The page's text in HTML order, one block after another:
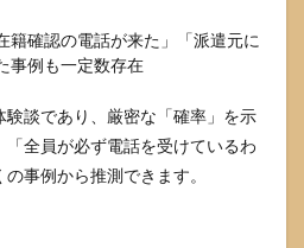
籍確認の電話が来た」「派遣元に
事例も一定数存在
談であり、厳密な「確率」を示
全員が必ず電話を受けているわ
事例から推測できます。